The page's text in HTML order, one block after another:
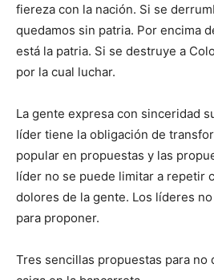
fiereza con la nación. Si se
quedamos sin patria. Por encima
está la patria. Si se destruye a
por la cual luchar.
La gente expresa con sinceridad
líder tiene la obligación de
popular en propuestas y las
líder no se puede limitar a repetir
dolores de la gente. Los líderes
para proponer.
Tres sencillas propuestas para no